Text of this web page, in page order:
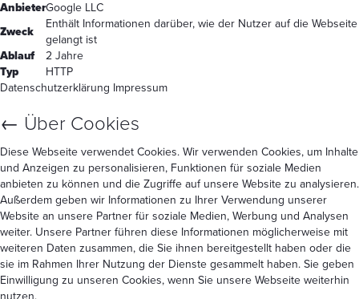
AnbieterGoogle LLC
Zweck
Enthält Informationen darüber, wie der Nutzer auf die Webseite
gelangt ist
Ablauf
2 Jahre
Typ
HTTP
Datenschutzerklärung Impressum
← Über Cookies
Diese Webseite verwendet Cookies. Wir verwenden Cookies, um Inhalte
und Anzeigen zu personalisieren, Funktionen für soziale Medien
anbieten zu können und die Zugriffe auf unsere Website zu analysieren.
Außerdem geben wir Informationen zu Ihrer Verwendung unserer
Website an unsere Partner für soziale Medien, Werbung und Analysen
weiter. Unsere Partner führen diese Informationen möglicherweise mit
weiteren Daten zusammen, die Sie ihnen bereitgestellt haben oder die
sie im Rahmen Ihrer Nutzung der Dienste gesammelt haben. Sie geben
Einwilligung zu unseren Cookies, wenn Sie unsere Webseite weiterhin